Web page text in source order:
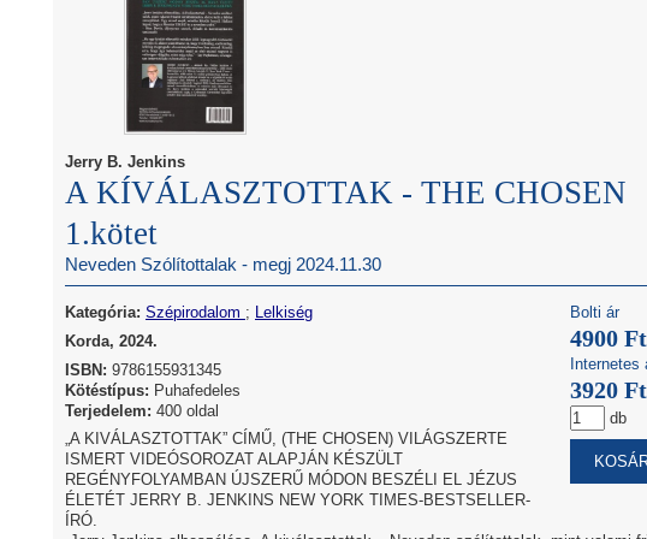
Jerry B. Jenkins
A KÍVÁLASZTOTTAK - THE CHOSEN
1.kötet
Neveden Szólítottalak - megj 2024.11.30
Bolti ár
4900 Ft
Internetes
3920 Ft
db
Kategória: Szépirodalom ; Lelkiség
Korda, 2024.
ISBN: 9786155931345
Kötéstípus: Puhafedeles
Terjedelem: 400 oldal
„A KIVÁLASZTOTTAK” CÍMŰ, (THE CHOSEN) VILÁGSZERTE
ISMERT VIDEÓSOROZAT ALAPJÁN KÉSZÜLT
REGÉNYFOLYAMBAN ÚJSZERŰ MÓDON BESZÉLI EL JÉZUS
ÉLETÉT JERRY B. JENKINS NEW YORK TIMES-BESTSELLER-
ÍRÓ.